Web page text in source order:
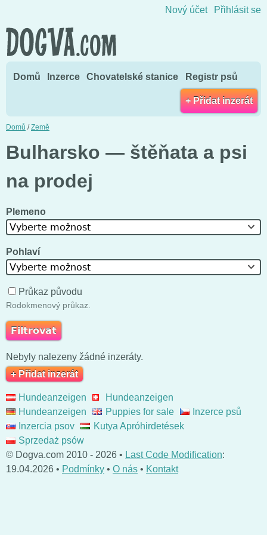
Nový účet Přihlásit se
Domů Inzerce Chovatelské stanice Registr psů
+ Přidat inzerát
Domů /Země
Bulharsko — štěňata a psi
na prodej
Plemeno
Vyberte možnost
Pohlaví
Vyberte možnost
Průkaz původu
Rodokmenový průkaz.
Nebyly nalezeny žádné inzeráty.
+ Přidat inzerát
Hundeanzeigen
Hundeanzeigen
Hundeanzeigen
Puppies for sale
Inzerce psů
Inzercia psov
Kutya Apróhirdetések
Sprzedaż psów
© Dogva.com 2010 - 2026 • Last Code Modification:
19.04.2026 • Podmínky • O nás • Kontakt